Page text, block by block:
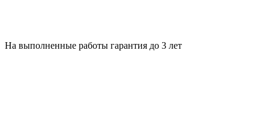
На выполненные работы гарантия до 3 лет